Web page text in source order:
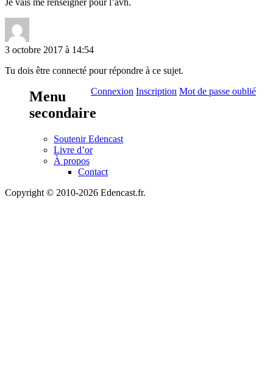
Je vais me renseigner pour l’avh.
3 octobre 2017 à 14:54
Tu dois être connecté pour répondre à ce sujet.
Connexion Inscription Mot de passe oublié
Menu
secondaire
Soutenir Edencast
Livre d’or
À propos
Contact
Copyright © 2010-2026 Edencast.fr.